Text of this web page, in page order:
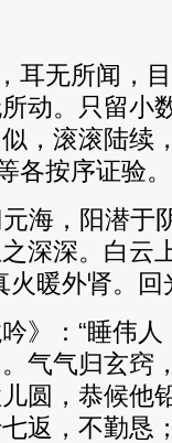
耳无所闻，
动。只留小
，滚滚陆续
各按序证验。
元海，阳潜
深深。白云
火暖外肾。
》：“睡伟
气气归玄窍
圆，恭候他
返，不勤恳